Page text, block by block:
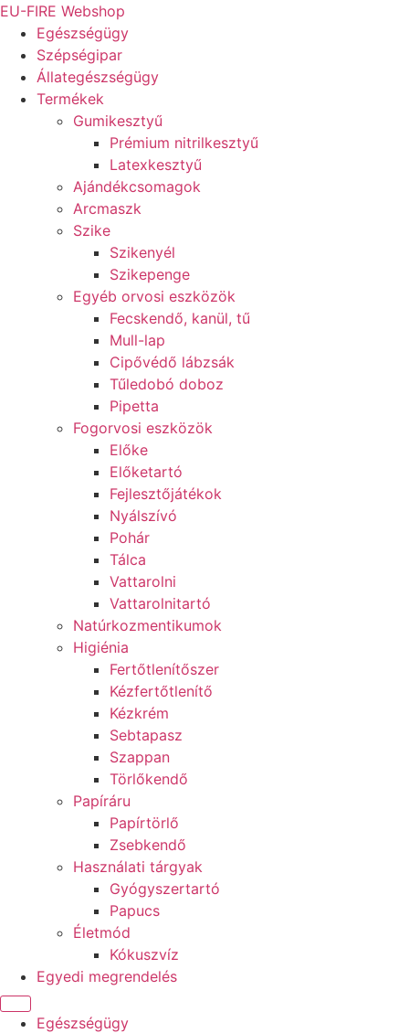
Ugrás
tartalomhoz
EU-FIRE Webshop
Egészségügy
Szépségipar
Állategészségügy
Termékek
Gumikesztyű
Prémium nitrilkesztyű
Latexkesztyű
Ajándékcsomagok
Arcmaszk
Szike
Szikenyél
Szikepenge
Egyéb orvosi eszközök
Fecskendő, kanül, tű
Mull-lap
Cipővédő lábzsák
Tűledobó doboz
Pipetta
Fogorvosi eszközök
Előke
Előketartó
Fejlesztőjátékok
Nyálszívó
Pohár
Tálca
Vattarolni
Vattarolnitartó
Natúrkozmentikumok
Higiénia
Fertőtlenítőszer
Kézfertőtlenítő
Kézkrém
Sebtapasz
Szappan
Törlőkendő
Papíráru
Papírtörlő
Zsebkendő
Használati tárgyak
Gyógyszertartó
Papucs
Életmód
Kókuszvíz
Egyedi megrendelés
Egészségügy